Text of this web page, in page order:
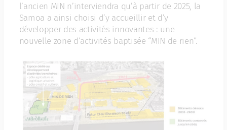
l’ancien MIN n’interviendra qu’à partir de 2025, la
Samoa a ainsi choisi d’y accueillir et d’y
développer des activités innovantes : une
nouvelle zone d’activités baptisée “MIN de rien”.